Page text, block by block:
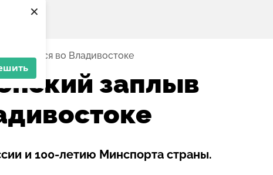
×
во Владивостоке
заплыв
и 100-летию Минспорта страны.